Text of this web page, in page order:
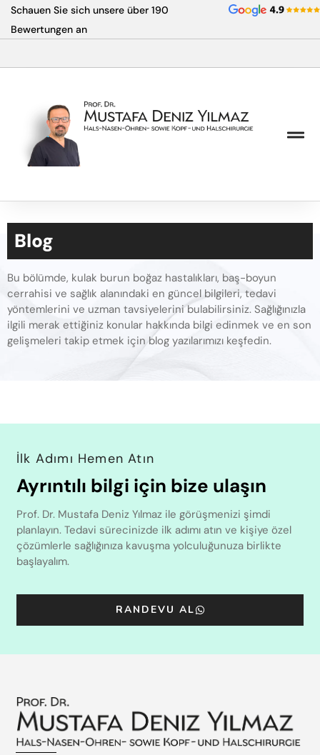
Zum
Inhalt
Schauen Sie sich unsere über 190
Bewertungen an
Blog
Bu bölümde, kulak burun boğaz hastalıkları, baş-boyun
cerrahisi ve sağlık alanındaki en güncel bilgileri, tedavi
yöntemlerini ve uzman tavsiyelerini bulabilirsiniz. Sağlığınızla
ilgili merak ettiğiniz konular hakkında bilgi edinmek ve en son
gelişmeleri takip etmek için blog yazılarımızı keşfedin.
İlk Adımı Hemen Atın
Ayrıntılı bilgi için bize ulaşın
Prof. Dr. Mustafa Deniz Yılmaz ile görüşmenizi şimdi
planlayın. Tedavi sürecinizde ilk adımı atın ve kişiye özel
çözümlerle sağlığınıza kavuşma yolculuğunuza birlikte
başlayalım.
RANDEVU AL